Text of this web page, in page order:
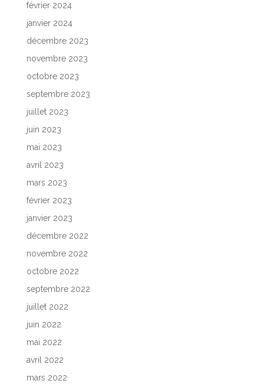
février 2024
janvier 2024
décembre 2023
novembre 2023
octobre 2023
septembre 2023
juillet 2023
juin 2023
mai 2023
avril 2023
mars 2023
février 2023
janvier 2023
décembre 2022
novembre 2022
octobre 2022
septembre 2022
juillet 2022
juin 2022
mai 2022
avril 2022
mars 2022